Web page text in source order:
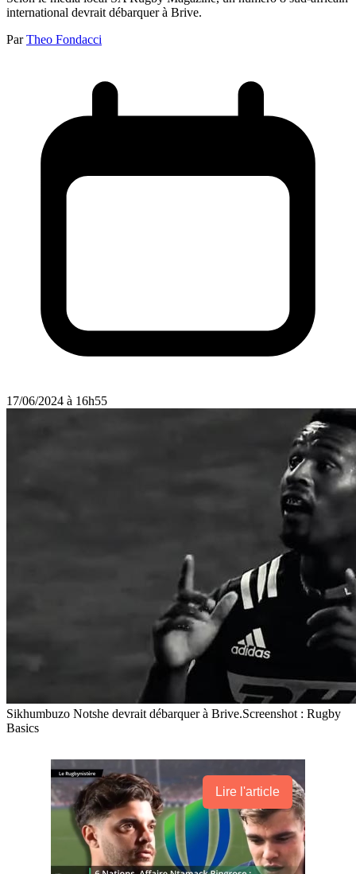
international devrait débarquer à Brive.
Par Theo Fondacci
17/06/2024 à 16h55
Sikhumbuzo Notshe devrait débarquer à Brive.Screenshot : Rugby
Basics
Lire l'article